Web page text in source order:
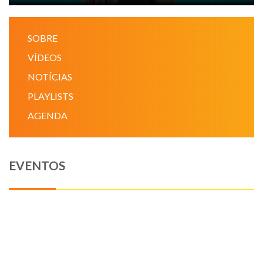
NOTÍCIAS
SOBRE
VÍDEOS
NOTÍCIAS
PLAYLISTS
AGENDA
EVENTOS